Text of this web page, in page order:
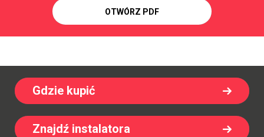
OTWÓRZ PDF
Gdzie kupić
Znajdź instalatora